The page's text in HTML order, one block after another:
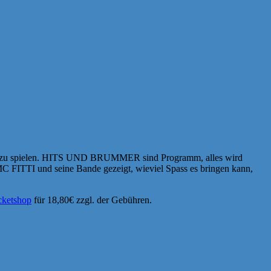
spielen. HITS UND BRUMMER sind Programm, alles wird
FITTI und seine Bande gezeigt, wieviel Spass es bringen kann,
für 18,80€ zzgl. der Gebühren.